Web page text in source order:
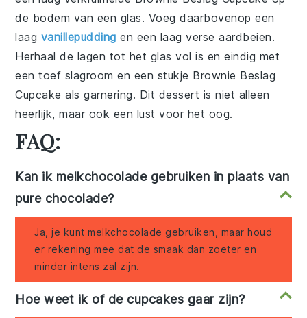
de bodem van een glas. Voeg daarbovenop een
laag vanillepudding en een laag verse aardbeien.
Herhaal de lagen tot het glas vol is en eindig met
een toef slagroom en een stukje Brownie Beslag
Cupcake als garnering. Dit dessert is niet alleen
heerlijk, maar ook een lust voor het oog.
FAQ:
Kan ik melkchocolade gebruiken in plaats van
pure chocolade?
Ja, je kunt melkchocolade gebruiken, maar houd
er rekening mee dat de smaak dan zoeter en
minder intens zal zijn.
Hoe weet ik of de cupcakes gaar zijn?